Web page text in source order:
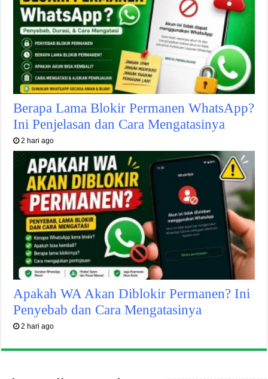
Berapa Lama Blokir Permanen WhatsApp?
Ini Penjelasan dan Cara Mengatasinya
2 hari ago
Apakah WA Akan Diblokir Permanen? Ini
Penyebab dan Cara Mengatasinya
2 hari ago